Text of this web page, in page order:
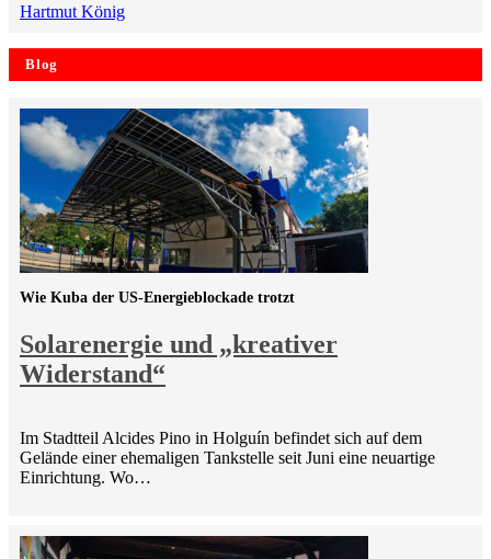
Hartmut König
Blog
Solarenergie und „kreativer
Widerstand“
Wie Kuba der US-Energieblockade trotzt
Im Stadtteil Alcides Pino in Holguín befindet sich auf dem
Gelände einer ehemaligen Tankstelle seit Juni eine neuartige
Einrichtung. Wo…